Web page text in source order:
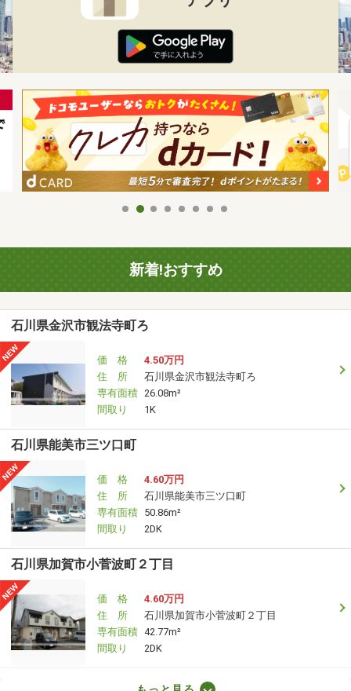
新着!おすすめ
石川県金沢市観法寺町ろ
価 格
4.50万円
住 所
石川県金沢市観法寺町ろ
専有面積 26.08m²
間取り
1K
石川県能美市三ツ口町
価 格
4.60万円
住 所
石川県能美市三ツ口町
専有面積 50.86m²
間取り
2DK
石川県加賀市小菅波町２丁目
価 格
4.60万円
住 所
石川県加賀市小菅波町２丁目
専有面積 42.77m²
間取り
2DK
石川県河北郡津幡町字庄